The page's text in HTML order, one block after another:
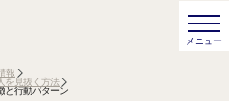
報
を見抜く方法
と行動パターン